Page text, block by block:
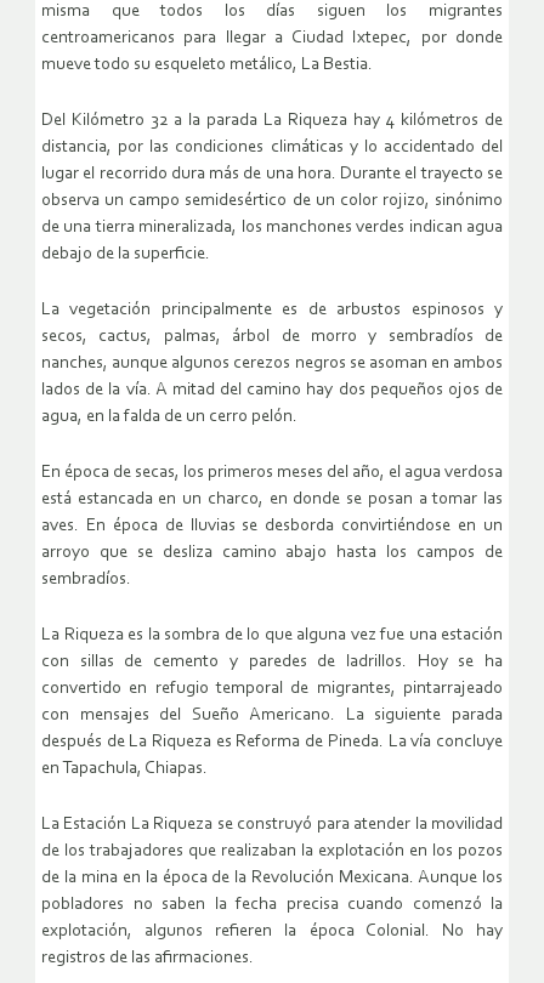
misma que todos los días siguen los migrantes
centroamericanos para llegar a Ciudad Ixtepec, por donde
mueve todo su esqueleto metálico, La Bestia.
Del Kilómetro 32 a la parada La Riqueza hay 4 kilómetros de
distancia, por las condiciones climáticas y lo accidentado del
lugar el recorrido dura más de una hora. Durante el trayecto se
observa un campo semidesértico de un color rojizo, sinónimo
de una tierra mineralizada, los manchones verdes indican agua
debajo de la superficie.
La vegetación principalmente es de arbustos espinosos y
secos, cactus, palmas, árbol de morro y sembradíos de
nanches, aunque algunos cerezos negros se asoman en ambos
lados de la vía. A mitad del camino hay dos pequeños ojos de
agua, en la falda de un cerro pelón.
En época de secas, los primeros meses del año, el agua verdosa
está estancada en un charco, en donde se posan a tomar las
aves. En época de lluvias se desborda convirtiéndose en un
arroyo que se desliza camino abajo hasta los campos de
sembradíos.
La Riqueza es la sombra de lo que alguna vez fue una estación
con sillas de cemento y paredes de ladrillos. Hoy se ha
convertido en refugio temporal de migrantes, pintarrajeado
con mensajes del Sueño Americano. La siguiente parada
después de La Riqueza es Reforma de Pineda. La vía concluye
en Tapachula, Chiapas.
La Estación La Riqueza se construyó para atender la movilidad
de los trabajadores que realizaban la explotación en los pozos
de la mina en la época de la Revolución Mexicana. Aunque los
pobladores no saben la fecha precisa cuando comenzó la
explotación, algunos refieren la época Colonial. No hay
registros de las afirmaciones.